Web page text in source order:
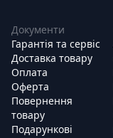
Документи
Гарантія та сервіс
Доставка товару
Оплата
Оферта
Повернення
товару
Подарункові